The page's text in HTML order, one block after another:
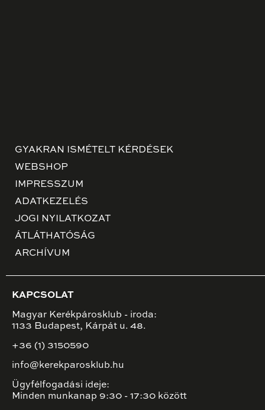
GYAKRAN ISMÉTELT KÉRDÉSEK
WEBSHOP
IMPRESSZUM
ADATKEZELÉS
JOGI NYILATKOZAT
ÁTLÁTHATÓSÁG
ARCHÍVUM
KAPCSOLAT
Magyar Kerékpárosklub - iroda:
1133 Budapest, Kárpát u. 48.
+36 (1) 3150590
info@kerekparosklub.hu
Ügyfélfogadási ideje:
Minden munkanap 9:30 - 17:30 között